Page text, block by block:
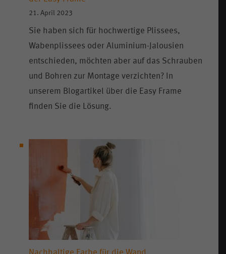
21. April 2023
Sie haben sich für hochwertige Plissees,
Wabenplissees oder Aluminium-Jalousien
entschieden, möchten aber auf das Schrauben
und Bohren zur Montage verzichten? In
unserem Blogartikel über die Easy Frame
finden Sie die Lösung.